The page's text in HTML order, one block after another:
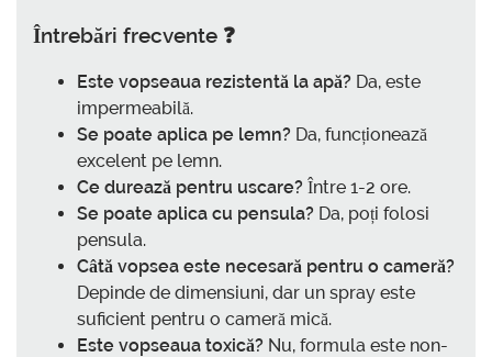
Întrebări frecvente ❓
Este vopseaua rezistentă la apă? Da, este
impermeabilă.
Se poate aplica pe lemn? Da, funcționează
excelent pe lemn.
Ce durează pentru uscare? Între 1-2 ore.
Se poate aplica cu pensula? Da, poți folosi
pensula.
Câtă vopsea este necesară pentru o cameră?
Depinde de dimensiuni, dar un spray este
suficient pentru o cameră mică.
Este vopseaua toxică? Nu, formula este non-